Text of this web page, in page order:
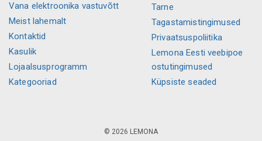
Vana elektroonika vastuvõtt
Meist lahemalt
Kontaktid
Kasulik
Lojaalsusprogramm
Kategooriad
Tarne
Tagastamistingimused
Privaatsuspoliitika
Lemona Eesti veebipoe
ostutingimused
Küpsiste seaded
© 2026 LEMONA